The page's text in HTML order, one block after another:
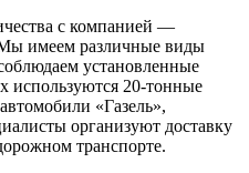
с компанией —
Мы имеем различные виды
установленные
используются 20-тонные
«Газель»,
организуют доставку
транспорте.